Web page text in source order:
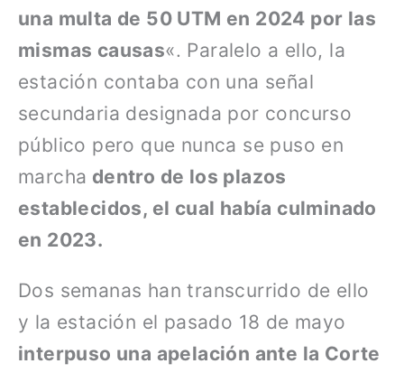
una multa de 50 UTM en 2024 por las
mismas causas«. Paralelo a ello, la
estación contaba con una señal
secundaria designada por concurso
público pero que nunca se puso en
marcha dentro de los plazos
establecidos, el cual había culminado
en 2023.
Dos semanas han transcurrido de ello
y la estación el pasado 18 de mayo
interpuso una apelación ante la Corte